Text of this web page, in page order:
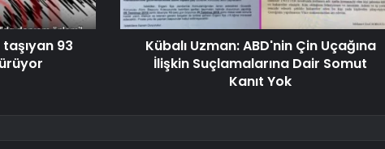
93
Kübalı Uzman: ABD'nin Çin Uçağına
İlişkin Suçlamalarına Dair Somut
Kanıt Yok